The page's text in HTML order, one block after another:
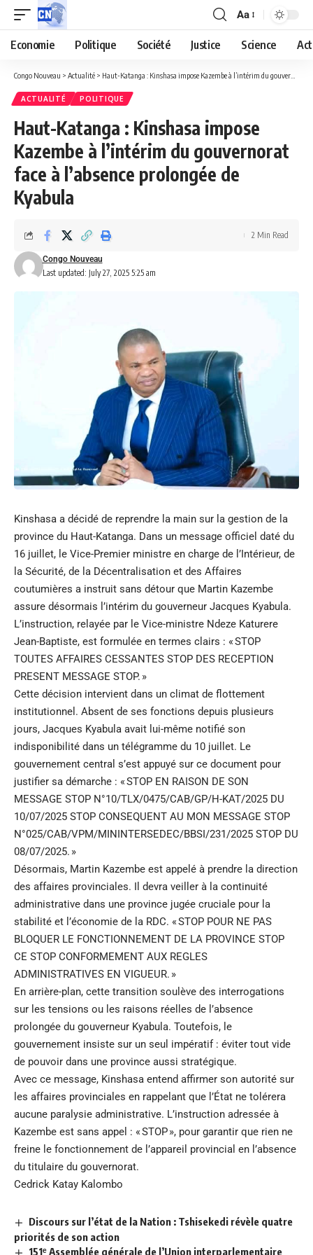
Aa
Economie Politique Société Justice Science
Congo Nouveau > Actualité > Haut-Katanga : Kinshasa impose Kazembe à l’intérim du gouvernorat face à l’absence prolongée de Kyabula
ACTUALITÉ POLITIQUE
Haut-Katanga : Kinshasa impose
Kazembe à l’intérim du gouvernorat
face à l’absence prolongée de
Kyabula
Last updated: July 27, 2025 5:25 am
Congo Nouveau
2 Min Read
Kinshasa a décidé de reprendre la main sur la gestion de la
province du Haut-Katanga. Dans un message officiel daté du
16 juillet, le Vice-Premier ministre en charge de l’Intérieur, de
la Sécurité, de la Décentralisation et des Affaires
coutumières a instruit sans détour que Martin Kazembe
assure désormais l’intérim du gouverneur Jacques Kyabula.
L’instruction, relayée par le Vice-ministre Ndeze Katurere
Jean-Baptiste, est formulée en termes clairs : « STOP
TOUTES AFFAIRES CESSANTES STOP DES RECEPTION
PRESENT MESSAGE STOP. »
Cette décision intervient dans un climat de flottement
institutionnel. Absent de ses fonctions depuis plusieurs
jours, Jacques Kyabula avait lui-même notifié son
indisponibilité dans un télégramme du 10 juillet. Le
gouvernement central s’est appuyé sur ce document pour
justifier sa démarche : « STOP EN RAISON DE SON
MESSAGE STOP N°10/TLX/0475/CAB/GP/H-KAT/2025 DU
10/07/2025 STOP CONSEQUENT AU MON MESSAGE STOP
N°025/CAB/VPM/MININTERSEDEC/BBSI/231/2025 STOP DU
08/07/2025. »
Désormais, Martin Kazembe est appelé à prendre la direction
des affaires provinciales. Il devra veiller à la continuité
administrative dans une province jugée cruciale pour la
stabilité et l’économie de la RDC. « STOP POUR NE PAS
BLOQUER LE FONCTIONNEMENT DE LA PROVINCE STOP
CE STOP CONFORMEMENT AUX REGLES
ADMINISTRATIVES EN VIGUEUR. »
En arrière-plan, cette transition soulève des interrogations
sur les tensions ou les raisons réelles de l’absence
prolongée du gouverneur Kyabula. Toutefois, le
gouvernement insiste sur un seul impératif : éviter tout vide
de pouvoir dans une province aussi stratégique.
Avec ce message, Kinshasa entend affirmer son autorité sur
les affaires provinciales en rappelant que l’État ne tolérera
aucune paralysie administrative. L’instruction adressée à
Kazembe est sans appel : « STOP », pour garantir que rien ne
freine le fonctionnement de l’appareil provincial en l’absence
du titulaire du gouvernorat.
Cedrick Katay Kalombo
Discours sur l’état de la Nation : Tshisekedi révèle quatre
priorités de son action
151ᵉ Assemblée générale de l’Union interparlementaire